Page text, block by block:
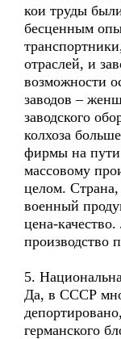
кои труды
бесценным
отраслей, и
возможности
заводов –
заводского
колхоза
фирмы на пути
массовому
целом. Страна,
военный
цена-
производство
5.
Да, в СССР
германского